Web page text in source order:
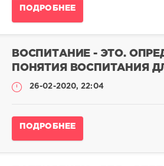
Определение
admina
0
0
ПОДРОБНЕЕ
ВОСПИТАНИЕ - ЭТО.
ПОНЯТИЯ ВОСПИТАНИЯ
26-02-2020, 22:04
Определение
ПОДРОБНЕЕ